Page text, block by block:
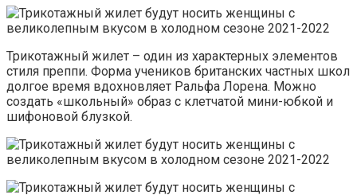
Трикотажный жилет – один из характерных элементов
стиля преппи. Форма учеников британских частных школ
долгое время вдохновляет Ральфа Лорена. Можно
создать «школьный» образ с клетчатой мини-юбкой и
шифоновой блузкой.